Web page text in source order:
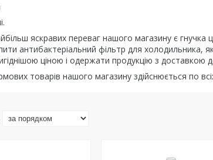
яскравих переваг нашого магазину є
антибактеріальний фільтр для холодильника,
ціною і одержати продукцію з доставкою
товарів нашого магазину здійснюється по